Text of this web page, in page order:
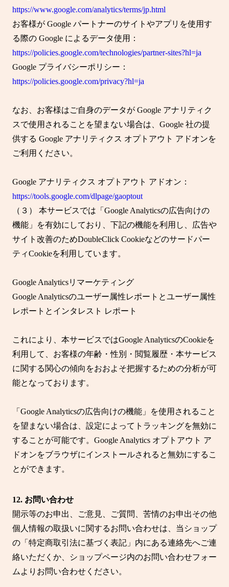
https://www.google.com/analytics/terms/jp.html
お客様が Google パートナーのサイトやアプリを使用す
る際の Google によるデータ使用：
https://policies.google.com/technologies/partner-sites?hl=ja
Google プライバシーポリシー：
https://policies.google.com/privacy?hl=ja
なお、お客様はご自身のデータが Google アナリティク
スで使用されることを望まない場合は、Google 社の提
供する Google アナリティクス オプトアウト アドオンを
ご利用ください。
Google アナリティクス オプトアウト アドオン：
https://tools.google.com/dlpage/gaoptout
（３） 本サービスでは「Google Analyticsの広告向けの
機能」を有効にしており、下記の機能を利用し、広告や
サイト改善のためDoubleClick Cookieなどのサードパー
ティCookieを利用しています。
Google Analyticsリマーケティング
Google Analyticsのユーザー属性レポートとユーザー属性
レポートとインタレスト レポート
これにより、本サービスではGoogle AnalyticsのCookieを
利用して、お客様の年齢・性別・閲覧履歴・本サービス
に関する関心の傾向をおおよそ把握するための分析が可
能となっております。
「Google Analyticsの広告向けの機能」を使用されること
を望まない場合は、設定によってトラッキングを無効に
することが可能です。Google Analytics オプトアウト ア
ドオンをブラウザにインストールされると無効にするこ
とができます。
12. お問い合わせ
開示等のお申出、ご意見、ご質問、苦情のお申出その他
個人情報の取扱いに関するお問い合わせは、当ショップ
の「特定商取引法に基づく表記」内にある連絡先へご連
絡いただくか、ショップページ内のお問い合わせフォー
ムよりお問い合わせください。